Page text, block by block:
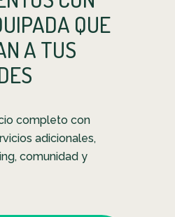
QUE
A TUS
completo con
adicionales,
comunidad y